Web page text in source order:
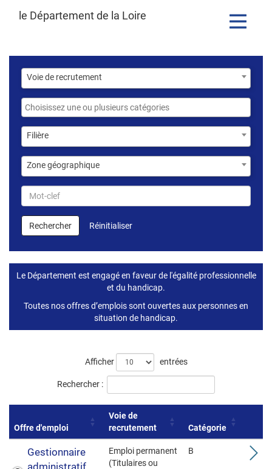
Toggle
le Département de la Loire
Voie
de
recrutement
Voie de recrutement
Catégories
Filière
Filière
Zone
géographique
Zone géographique
Mot-
clef
Rechercher Réinitialiser
Liste
des
Le Département est engagé en faveur de l'égalité professionnelle
et du handicap.
Toutes nos offres d’emplois sont ouvertes aux personnes en
situation de handicap.
Afficher entrées
Rechercher :
Offre d'emploi
Voie de
recrutement
Catégorie
Gestionnaire
administratif
Emploi permanent
(Titulaires ou
B